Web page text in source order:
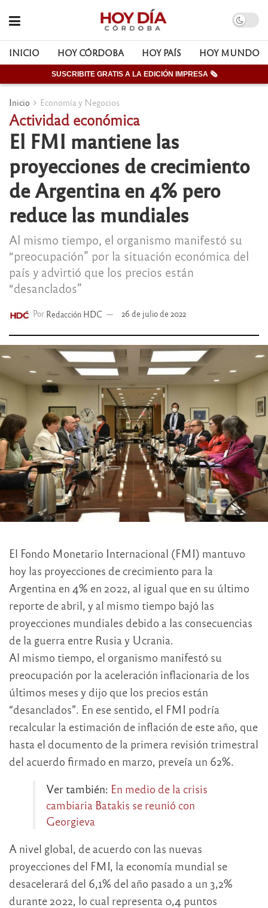
INICIO HOY CÓRDOBA HOY PAÍS HOY MUNDO
SUSCRIBITE GRATIS A LA EDICIÓN IMPRESA 🗞
Inicio Economía y Negocios
Actividad económica
El FMI mantiene las
proyecciones de crecimiento
de Argentina en 4% pero
reduce las mundiales
Al mismo tiempo, el organismo manifestó su
“preocupación” por la situación económica del
país y advirtió que los precios están
“desanclados”
Por Redacción HDC 26 de julio de 2022
El Fondo Monetario Internacional (FMI) mantuvo
hoy las proyecciones de crecimiento para la
Argentina en 4% en 2022, al igual que en su último
reporte de abril, y al mismo tiempo bajó las
proyecciones mundiales debido a las consecuencias
de la guerra entre Rusia y Ucrania.
Al mismo tiempo, el organismo manifestó su
preocupación por la aceleración inflacionaria de los
últimos meses y dijo que los precios están
“desanclados”. En ese sentido, el FMI podría
recalcular la estimación de inflación de este año, que
hasta el documento de la primera revisión trimestral
del acuerdo firmado en marzo, preveía un 62%.
Ver también: En medio de la crisis
cambiaria Batakis se reunió con
Georgieva
A nivel global, de acuerdo con las nuevas
proyecciones del FMI, la economía mundial se
desacelerará del 6,1% del año pasado a un 3,2%
durante 2022, lo cual representa 0,4 puntos